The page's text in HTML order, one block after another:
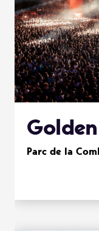
Parc de la